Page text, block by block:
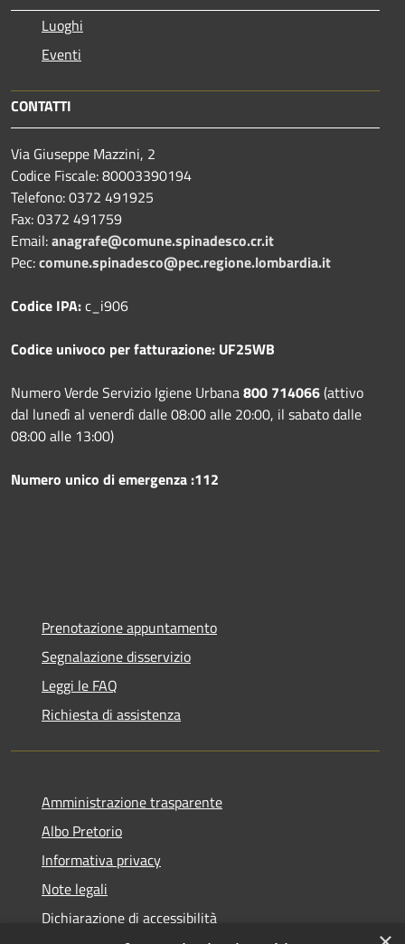
Luoghi
Eventi
CONTATTI
Via Giuseppe Mazzini, 2
Codice Fiscale: 80003390194
Telefono:0372 491925
Fax:0372 491759
Email:anagrafe@comune.spinadesco.cr.it
Pec:comune.spinadesco@pec.regione.lombardia.it
Codice IPA:c_i906
Codice univoco per fatturazione: UF25WB
Numero Verde Servizio Igiene Urbana800 714066(attivo
dal lunedì al venerdì dalle 08:00 alle 20:00, il sabato dalle
08:00 alle 13:00)
Numero unico di emergenza :112
Prenotazione appuntamento
Segnalazione disservizio
Leggi le FAQ
Richiesta di assistenza
Amministrazione trasparente
Albo Pretorio
Informativa privacy
Note legali
Dichiarazione di accessibilità